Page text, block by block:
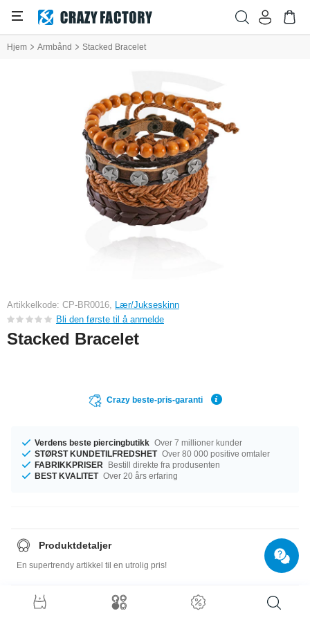
Hjem Armbånd Stacked Bracelet
Artikkelkode: CP-BR0016, Lær/Jukseskinn
Bli den første til å anmelde
Stacked Bracelet
Crazy beste-pris-garanti
Verdens beste piercingbutikk Over 7 millioner kunder
STØRST KUNDETILFREDSHET Over 80 000 positive omtaler
FABRIKKPRISER
Bestill direkte fra produsenten
BEST KVALITET Over 20 års erfaring
Produktdetaljer
En supertrendy artikkel til en utrolig pris!
Størrelsesguide